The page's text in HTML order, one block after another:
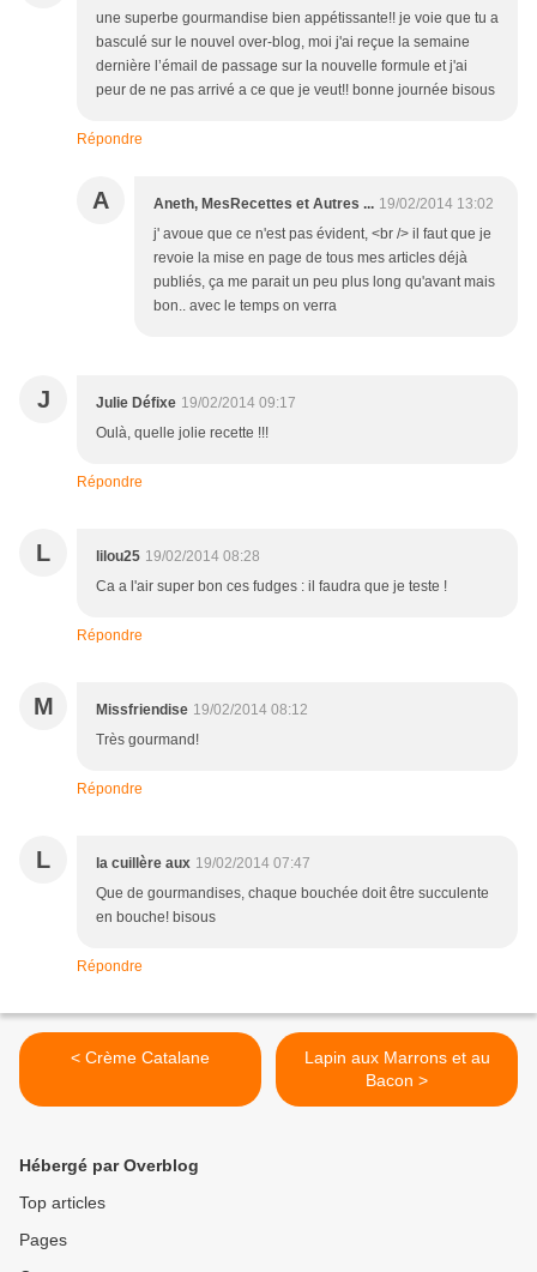
une superbe gourmandise bien appétissante!! je voie que tu a
basculé sur le nouvel over-blog, moi j'ai reçue la semaine
dernière l’émail de passage sur la nouvelle formule et j'ai
peur de ne pas arrivé a ce que je veut!! bonne journée bisous
Répondre
A Aneth, MesRecettes et Autres ... 19/02/2014 13:02
j' avoue que ce n'est pas évident, <br /> il faut que je
revoie la mise en page de tous mes articles déjà
publiés, ça me parait un peu plus long qu'avant mais
bon.. avec le temps on verra
J Julie Défixe 19/02/2014 09:17
Oulà, quelle jolie recette !!!
Répondre
L lilou25 19/02/2014 08:28
Ca a l'air super bon ces fudges : il faudra que je teste !
Répondre
M Missfriendise 19/02/2014 08:12
Très gourmand!
Répondre
L la cuillère aux 19/02/2014 07:47
Que de gourmandises, chaque bouchée doit être succulente
en bouche! bisous
Répondre
< Crème Catalane
Lapin aux Marrons et au
Bacon >
Hébergé par Overblog
Top articles
Pages